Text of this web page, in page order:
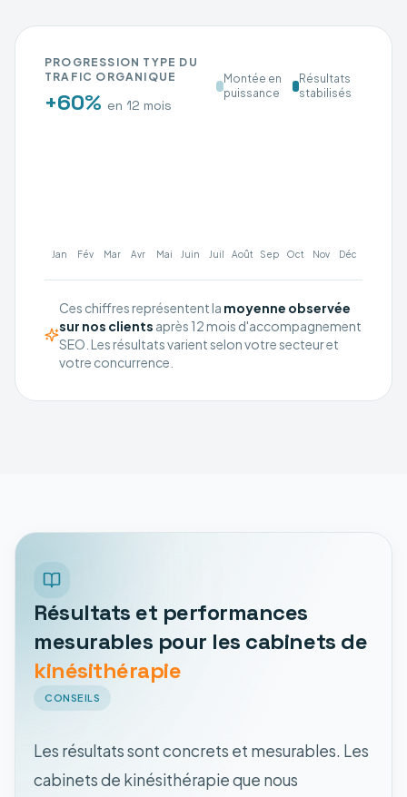
PROGRESSION TYPE DU
TRAFIC ORGANIQUE
+60% en 12 mois
Montée en
puissance
Résultats
stabilisés
Jan Fév Mar Avr Mai Juin Juil Août Sep Oct Nov Déc
Ces chiffres représentent la moyenne observée
sur nos clients après 12 mois d'accompagnement
SEO. Les résultats varient selon votre secteur et
votre concurrence.
Résultats et performances
mesurables pour les cabinets de
kinésithérapie
CONSEILS
Les résultats sont concrets et mesurables. Les
cabinets de kinésithérapie que nous